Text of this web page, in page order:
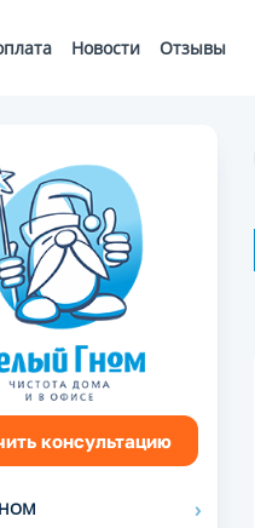
Новости Отзывы
консультацию